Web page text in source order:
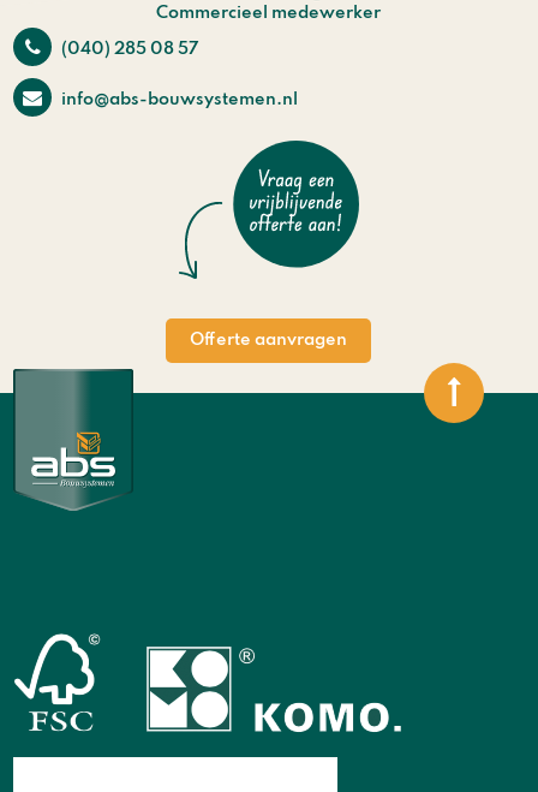
Commercieel medewerker
(040) 285 08 57
info@abs-bouwsystemen.nl
Offerte aanvragen